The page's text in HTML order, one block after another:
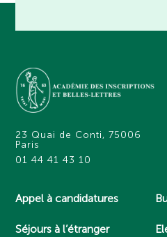
23 Quai de Conti, 75006
Paris
01 44 41 43 10
Appel à candidatures
Séjours à l’étranger